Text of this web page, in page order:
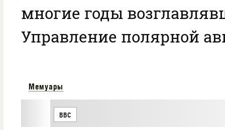
многие годы
Управление полярной
Мемуары
ВВС